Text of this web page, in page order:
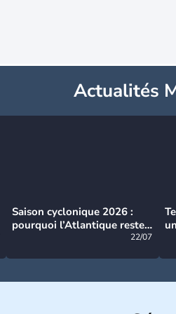
Actualités
Saison cyclonique 2026 :
pourquoi l’Atlantique reste
22/07